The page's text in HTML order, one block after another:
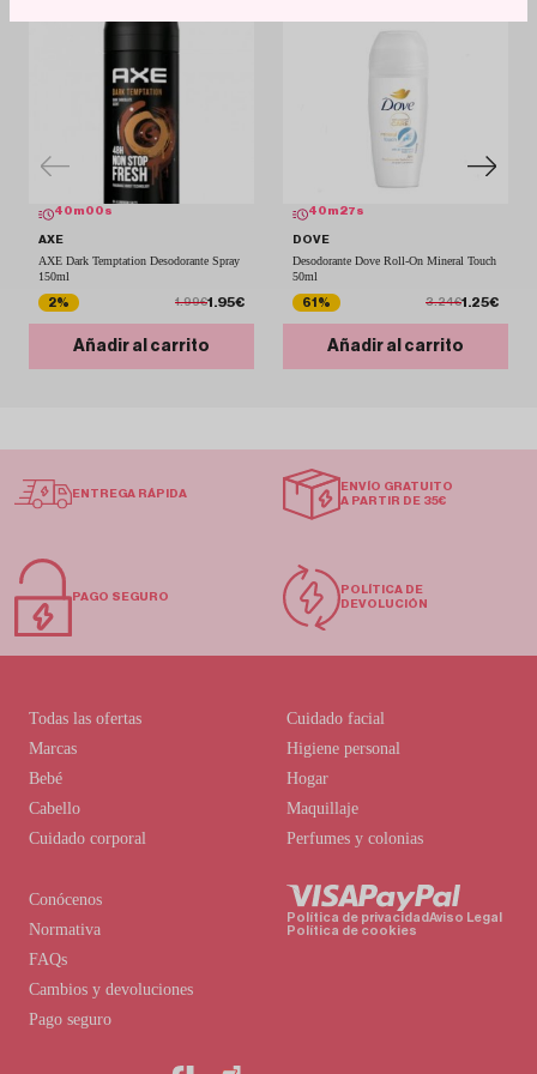
40 m 00 s
AXE
AXE Dark Temptation Desodorante Spray
150ml
2%
1.99€1.95€
Añadir al carrito
40 m 27 s
DOVE
Desodorante Dove Roll-On Mineral Touch
50ml
61%
3.24€1.25€
Añadir al carrito
ENTREGA RÁPIDA
ENVÍO GRATUITO
A PARTIR DE 35€
PAGO SEGURO
POLÍTICA DE
DEVOLUCIÓN
Conócenos
Normativa
FAQs
Cambios y devoluciones
Pago seguro
Todas las ofertas
Marcas
Bebé
Cabello
Cuidado corporal
Cuidado facial
Higiene personal
Hogar
Maquillaje
Perfumes y colonias
Política de privacidadAviso Legal
Política de cookies